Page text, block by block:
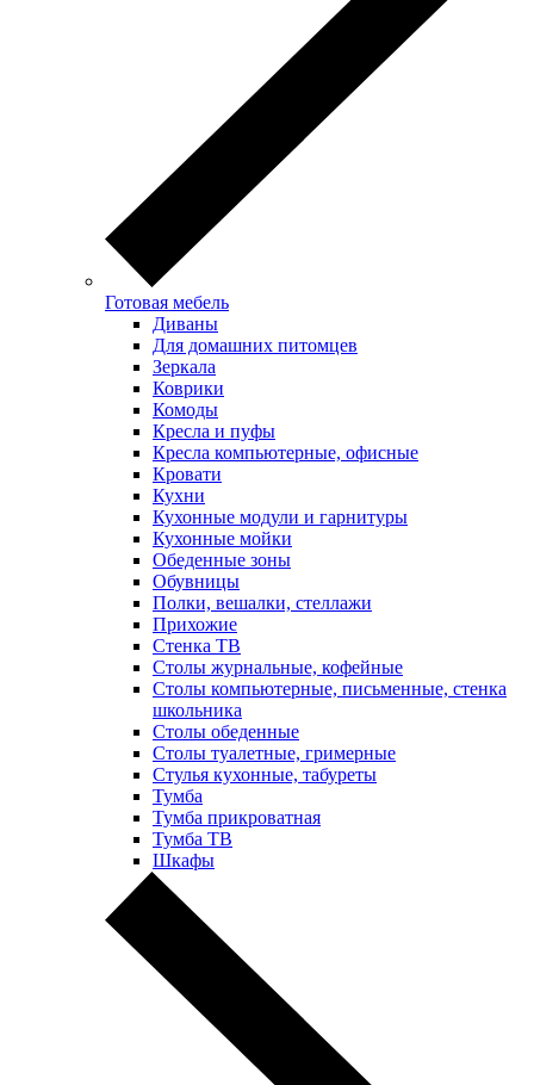
Готовая мебель
Диваны
Для домашних питомцев
Зеркала
Коврики
Комоды
Кресла и пуфы
Кресла компьютерные, офисные
Кровати
Кухни
Кухонные модули и гарнитуры
Кухонные мойки
Обеденные зоны
Обувницы
Полки, вешалки, стеллажи
Прихожие
Стенка ТВ
Столы журнальные, кофейные
Столы компьютерные, письменные, стенка
школьника
Столы обеденные
Столы туалетные, гримерные
Стулья кухонные, табуреты
Тумба
Тумба прикроватная
Тумба ТВ
Шкафы